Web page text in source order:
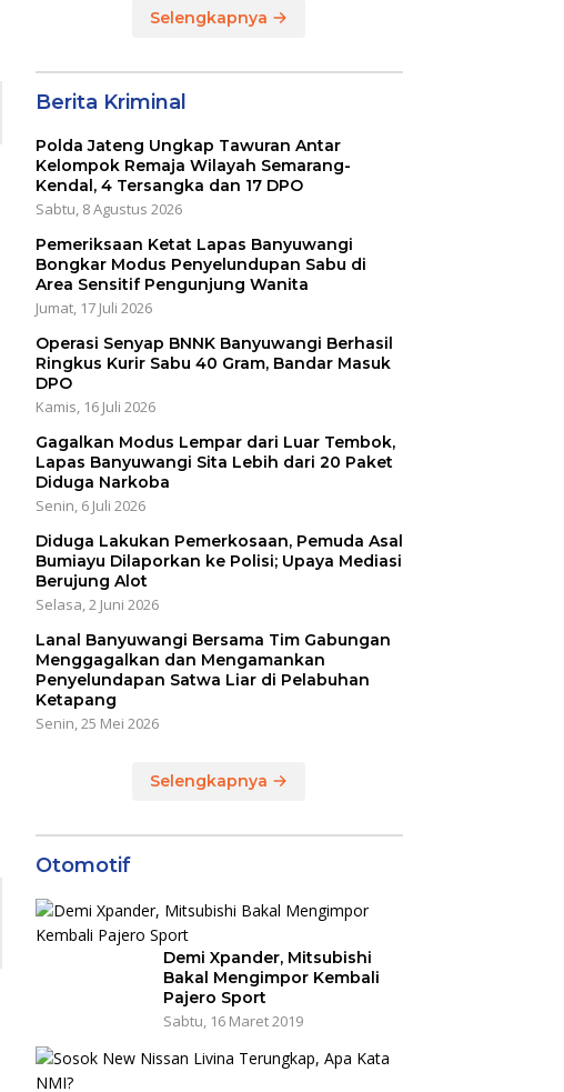
MEMPERINGATI HUT
Selengkapnya
Berita Kriminal
Polda Jateng Ungkap Tawuran Antar
Kelompok Remaja Wilayah Semarang-
Kendal, 4 Tersangka dan 17 DPO
Sabtu, 8 Agustus 2026
Pemeriksaan Ketat Lapas Banyuwangi
Bongkar Modus Penyelundupan Sabu di
Area Sensitif Pengunjung Wanita
Jumat, 17 Juli 2026
Operasi Senyap BNNK Banyuwangi Berhasil
Ringkus Kurir Sabu 40 Gram, Bandar Masuk
DPO
Kamis, 16 Juli 2026
Gagalkan Modus Lempar dari Luar Tembok,
Lapas Banyuwangi Sita Lebih dari 20 Paket
Diduga Narkoba
Senin, 6 Juli 2026
Diduga Lakukan Pemerkosaan, Pemuda Asal
Bumiayu Dilaporkan ke Polisi; Upaya Mediasi
Berujung Alot
Selasa, 2 Juni 2026
Lanal Banyuwangi Bersama Tim Gabungan
Menggagalkan dan Mengamankan
Penyelundapan Satwa Liar di Pelabuhan
Ketapang
Senin, 25 Mei 2026
Selengkapnya
Otomotif
Demi Xpander, Mitsubishi
Bakal Mengimpor Kembali
Pajero Sport
Sabtu, 16 Maret 2019